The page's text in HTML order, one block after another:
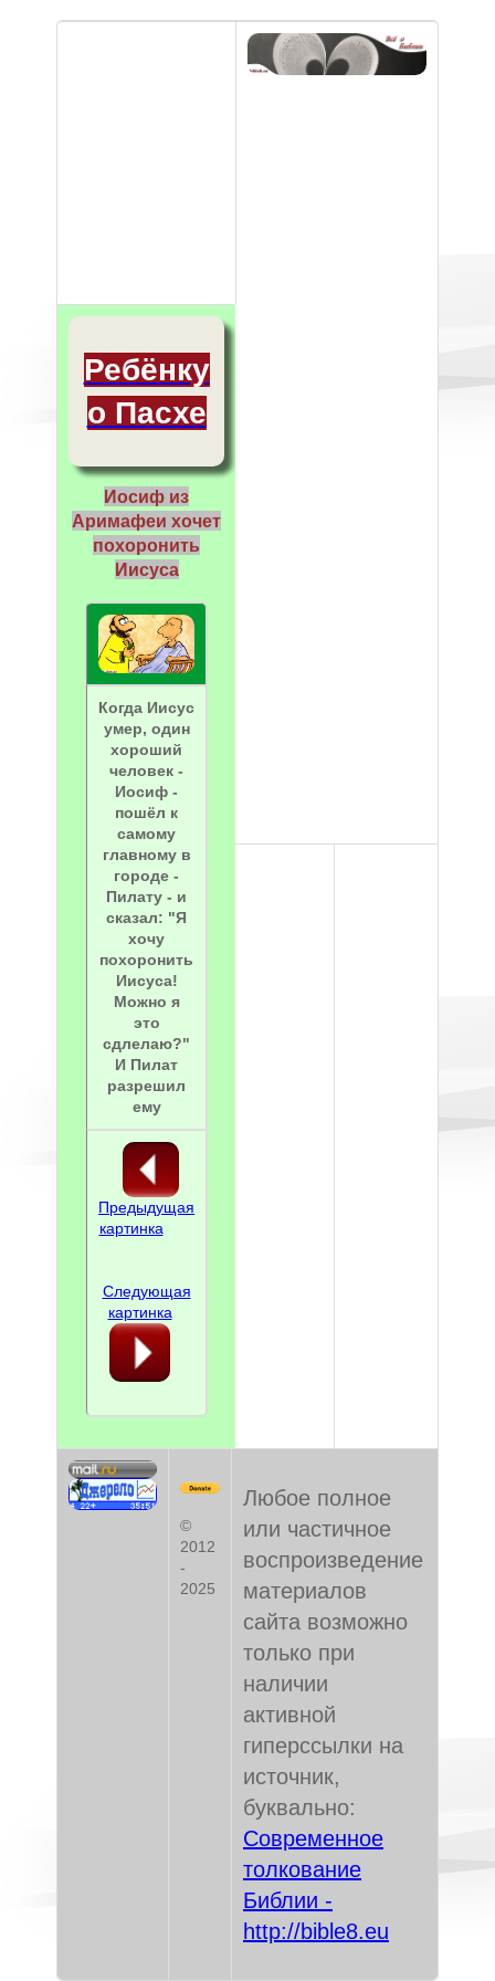
Ребёнку
о Пасхе
Иосиф из
Аримафеи хочет
похоронить
Иисуса
Когда Иисус
умер, один
хороший
человек -
Иосиф -
пошёл к
самому
главному в
городе -
Пилату - и
сказал: "Я
хочу
похоронить
Иисуса!
Можно я
это
сдлелаю?"
И Пилат
разрешил
ему
Предыдущая
картинка
Следующая
картинка
©
2012
-
2025
Любое полное
или частичное
воспроизведение
материалов
сайта возможно
только при
наличии
активной
гиперссылки на
источник,
буквально:
Современное
толкование
Библии -
http://bible8.eu